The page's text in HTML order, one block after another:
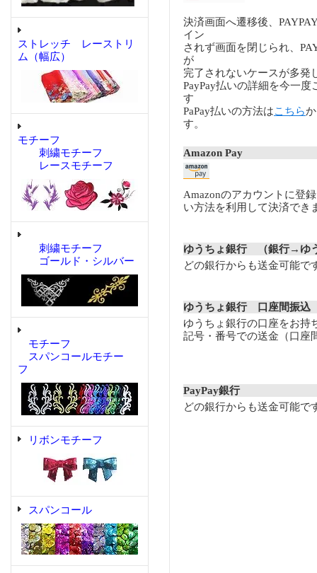
ストレッチ レーストリ
ム（幅広）
モチーフ
刺繍モチーフ
レースモチーフ
刺繍モチーフ
ゴールド・シルバー
モチーフ
スパンコールモチー
フ
リボンモチーフ
スパンコール
決済画面へ遷移後、
イン
されず画面を閉じられ、
が
完了されないケースが多発
PayPay払いの詳細を今一度
す
PaPay払いの方法はこちら
す。
Amazon Pay
Amazonのアカウントに登
い方法を利用して決済でき
ゆうちょ銀行 （銀行→ゆ
どの銀行からも送金可能で
ゆうちょ銀行 口座間振込
ゆうちょ銀行の口座をお持
記号・番号での送金（口座
PayPay銀行
どの銀行からも送金可能で